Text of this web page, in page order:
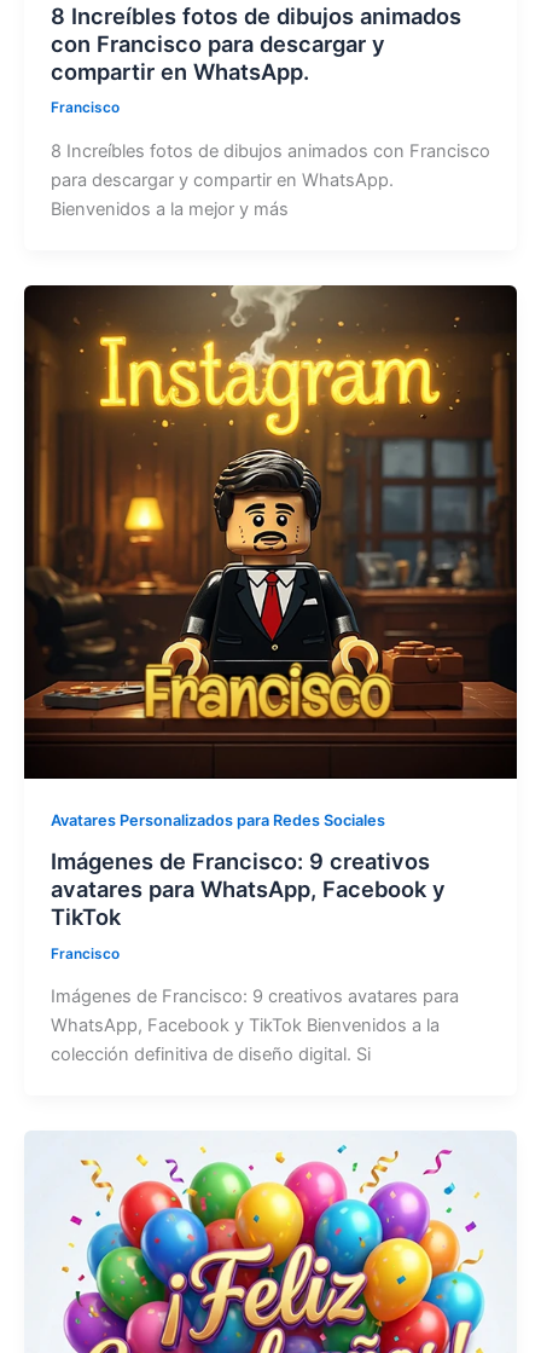
8 Increíbles fotos de dibujos animados
con Francisco para descargar y
compartir en WhatsApp.
Francisco
8 Increíbles fotos de dibujos animados con Francisco
para descargar y compartir en WhatsApp.
Bienvenidos a la mejor y más
Avatares Personalizados para Redes Sociales
Imágenes de Francisco: 9 creativos
avatares para WhatsApp, Facebook y
TikTok
Francisco
Imágenes de Francisco: 9 creativos avatares para
WhatsApp, Facebook y TikTok Bienvenidos a la
colección definitiva de diseño digital. Si